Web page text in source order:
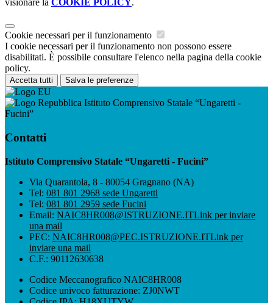
visionare la COOKIE POLICY.
Cookie necessari per il funzionamento
I cookie necessari per il funzionamento non possono essere
disabilitati. È possibile consultare l'elenco nella pagina della cookie
policy.
Accetta tutti Salva le preferenze
Istituto Comprensivo Statale “Ungaretti -
Fucini”
Contatti
Istituto Comprensivo Statale “Ungaretti - Fucini”
Via Quarantola, 8 - 80054 Gragnano (NA)
Tel: 081 801 2968 sede Ungaretti
Tel: 081 801 2959 sede Fucini
Email: NAIC8HR008@ISTRUZIONE.ITLink per inviare
una mail
PEC: NAIC8HR008@PEC.ISTRUZIONE.ITLink per
inviare una mail
C.F.: 90112630638
Codice Meccanografico NAIC8HR008
Codice univoco fatturazione: ZJ0NWT